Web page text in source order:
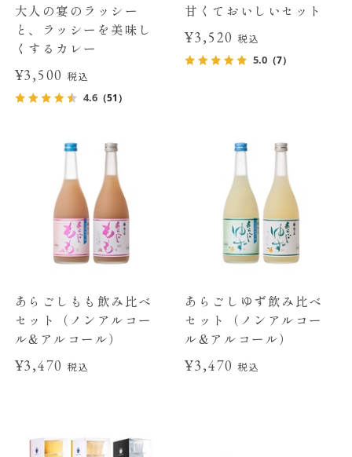
大人の宴のラッシー
と、ラッシーを美味し
くするカレー
¥3,500税込
4.6（51）
甘くておいしいセット
¥3,520 税込
5.0 （7）
あらごしもも飲み比べ
セット（ノンアルコー
ル&アルコール）
¥3,470税込
あらごしゆず飲み比べ
セット（ノンアルコー
ル&アルコール）
¥3,470 税込